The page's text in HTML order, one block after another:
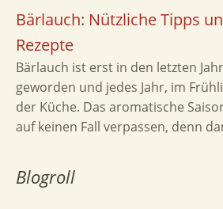
Bärlauch: Nützliche Tipps
Rezepte
Bärlauch ist erst in den letzten
geworden und jedes Jahr, im
der Küche. Das aromatische
auf keinen Fall verpassen, denn
Blogroll